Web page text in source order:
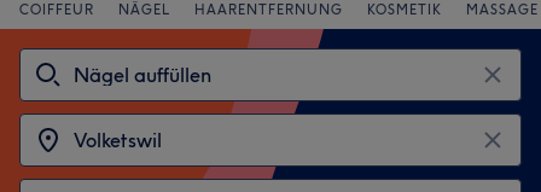
COIFFEUR NÄGEL HAARENTFERNUNG KOSMETIK MASSAGE